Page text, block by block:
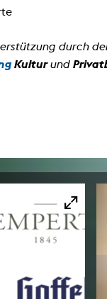
durch
Kulturund